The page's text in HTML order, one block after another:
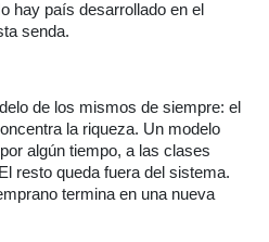
hay país desarrollado en el
senda.
de los mismos de siempre: el
la riqueza. Un modelo
algún tiempo, a las clases
resto queda fuera del sistema.
termina en una nueva